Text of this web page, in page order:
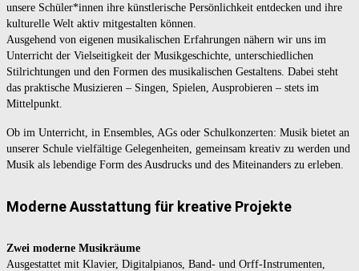
unsere Schüler*innen ihre künstlerische Persönlichkeit entdecken und ihre
kulturelle Welt aktiv mitgestalten können.
Ausgehend von eigenen musikalischen Erfahrungen nähern wir uns im
Unterricht der Vielseitigkeit der Musikgeschichte, unterschiedlichen
Stilrichtungen und den Formen des musikalischen Gestaltens. Dabei steht
das praktische Musizieren – Singen, Spielen, Ausprobieren – stets im
Mittelpunkt.
Ob im Unterricht, in Ensembles, AGs oder Schulkonzerten: Musik bietet an
unserer Schule vielfältige Gelegenheiten, gemeinsam kreativ zu werden und
Musik als lebendige Form des Ausdrucks und des Miteinanders zu erleben.
Moderne Ausstattung für kreative Projekte
Zwei moderne Musikräume
Ausgestattet mit Klavier, Digitalpianos, Band- und Orff-Instrumenten,